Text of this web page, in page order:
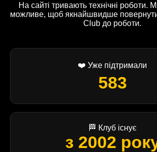
На сайті тривають технічні роботи.
можливе, щоб якнайшвидше
Club до роботи.
❤️ Уже підтримали
583
🏁 Клуб існує
з 2002